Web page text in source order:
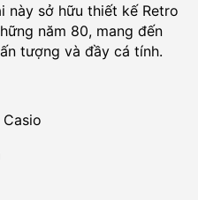
này sở hữu thiết kế Retro
năm 80, mang đến
tượng và đầy cá tính.